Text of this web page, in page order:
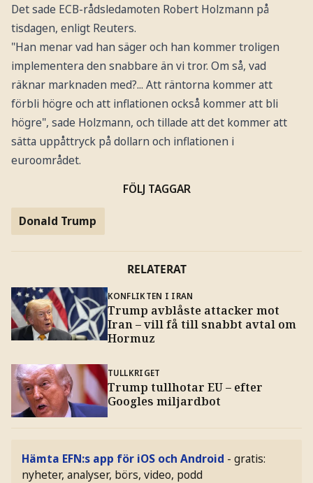
Det sade ECB-rådsledamoten Robert Holzmann på
tisdagen, enligt Reuters.
"Han menar vad han säger och han kommer troligen
implementera den snabbare än vi tror. Om så, vad
räknar marknaden med?... Att räntorna kommer att
förbli högre och att inflationen också kommer att bli
högre", sade Holzmann, och tillade att det kommer att
sätta uppåttryck på dollarn och inflationen i
euroområdet.
FÖLJ TAGGAR
Donald Trump
RELATERAT
KONFLIKTEN I IRAN
Trump avblåste attacker mot
Iran – vill få till snabbt avtal om
Hormuz
TULLKRIGET
Trump tullhotar EU – efter
Googles miljardbot
Hämta EFN:s app för iOS och Android - gratis:
nyheter, analyser, börs, video, podd